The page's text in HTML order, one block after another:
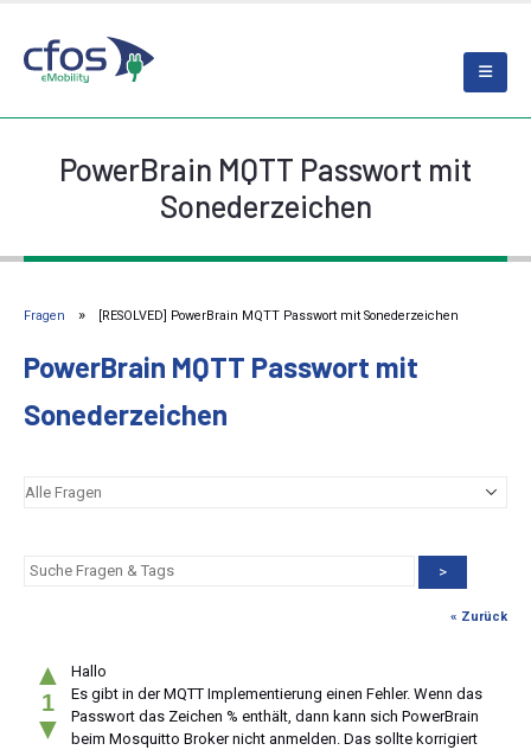
PowerBrain MQTT Passwort mit
Sonederzeichen
Fragen [RESOLVED] PowerBrain MQTT Passwort mit Sonederzeichen
PowerBrain MQTT Passwort mit
Sonederzeichen
>
« Zurück
▲
1
▼
Hallo
Es gibt in der MQTT Implementierung einen Fehler. Wenn das
Passwort das Zeichen % enthält, dann kann sich PowerBrain
beim Mosquitto Broker nicht anmelden. Das sollte korrigiert